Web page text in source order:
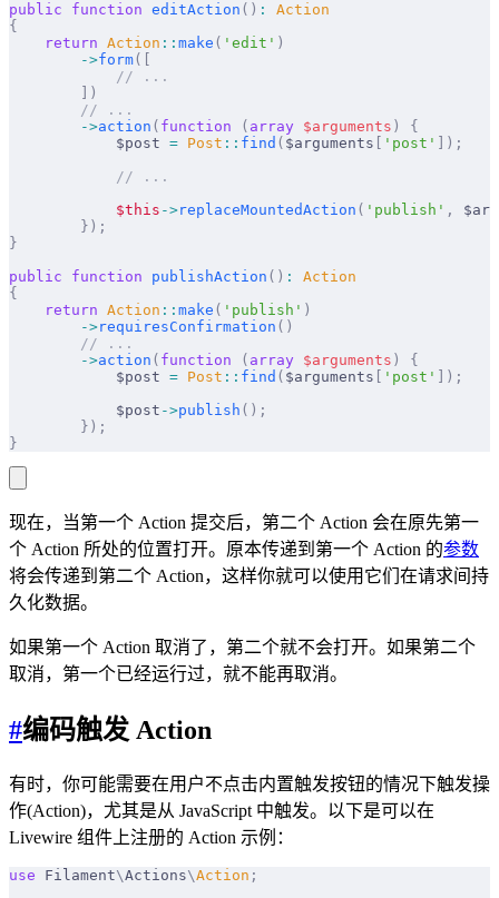
public function editAction () :
Action
{
    return
Action :: make ( 'edit' )
        ->
form([
            // ...
        ])
        // ...
        ->
action ( function ( array $arguments )
{
            $post
= Post :: find ( $arguments 'post'
]);
            // ...
            $this
->replaceMountedAction ( 'publish' ,
        });
}
public function publishAction () :
Action
{
    return
Action :: make ( 'publish' )
        ->
requiresConfirmation ()
        // ...
        ->
action ( function ( array $arguments )
{
            $post
= Post :: find ( $arguments 'post'
]);
            $post
->publish ();
        });
}
现在，当第一个 Action 提交后，第二个 Action 会在原先第一
个 Action 所处的位置打开。原本传递到第一个 Action 的参数
将会传递到第二个 Action，这样你就可以使用它们在请求间持
久化数据。
如果第一个 Action 取消了，第二个就不会打开。如果第二个
取消，第一个已经运行过，就不能再取消。
#编码触发 Action
有时，你可能需要在用户不点击内置触发按钮的情况下触发操
作(Action)，尤其是从 JavaScript 中触发。以下是可以在
Livewire 组件上注册的 Action 示例：
use Filament\Actions\Action ;